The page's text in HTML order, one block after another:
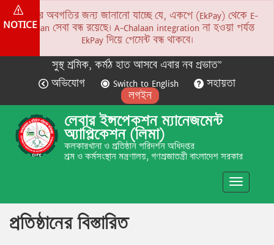
NOTICE
সকলের অবগতির জন্য জানানো যাচ্ছে যে, একপে (EkPay) থেকে E-
Chalaan সেবা বন্ধ রয়েছে। A-Chalaan integration না হওয়া পর্যন্ত
EkPay দিয়ে পেমেন্ট বন্ধ থাকবে।
সুস্থ শ্রমিক, কর্মঠ হাত আসবে এবার নব প্রভাত”
অভিযোগ
Switch to English
সহায়তা
লগইন
লেবার ইন্সপেকশন ম্যানেজমেন্ট
অ্যাপ্লিকেশন (লিমা)
কলকারখানা ও প্রতিষ্ঠান পরিদর্শন অধিদপ্তর
শ্রম ও কর্মসংস্থান মন্ত্রণালয়, গণপ্রজাতন্ত্রী বাংলাদেশ সরকার
Toggle
প্রতিষ্ঠানের বিস্তারিত